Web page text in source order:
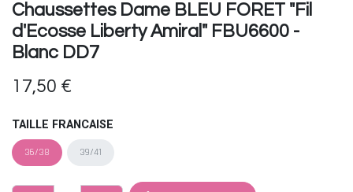
Chaussettes Dame BLEU FORET "Fil
d'Ecosse Liberty Amiral" FBU6600 -
Blanc DD7
17,50 €
TAILLE FRANCAISE
36/38 39/41